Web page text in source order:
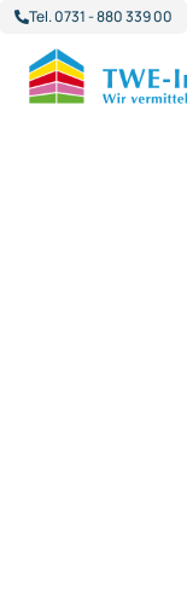
Tel. 0731 - 880 339 00